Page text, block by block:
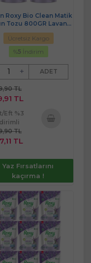
Roxy Bio Clean Matik
Tozu 800GR Lavanta
(5 Li Set) (130
Yıkama)
Ücretsiz Kargo
%5 İndirim
+ ADET
TL
TL
Eft %3
TL
TL
Yaz Fırsatlarını
kaçırma !